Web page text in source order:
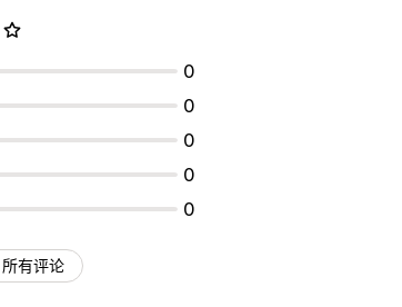
0
0
0
0
0
所有评论